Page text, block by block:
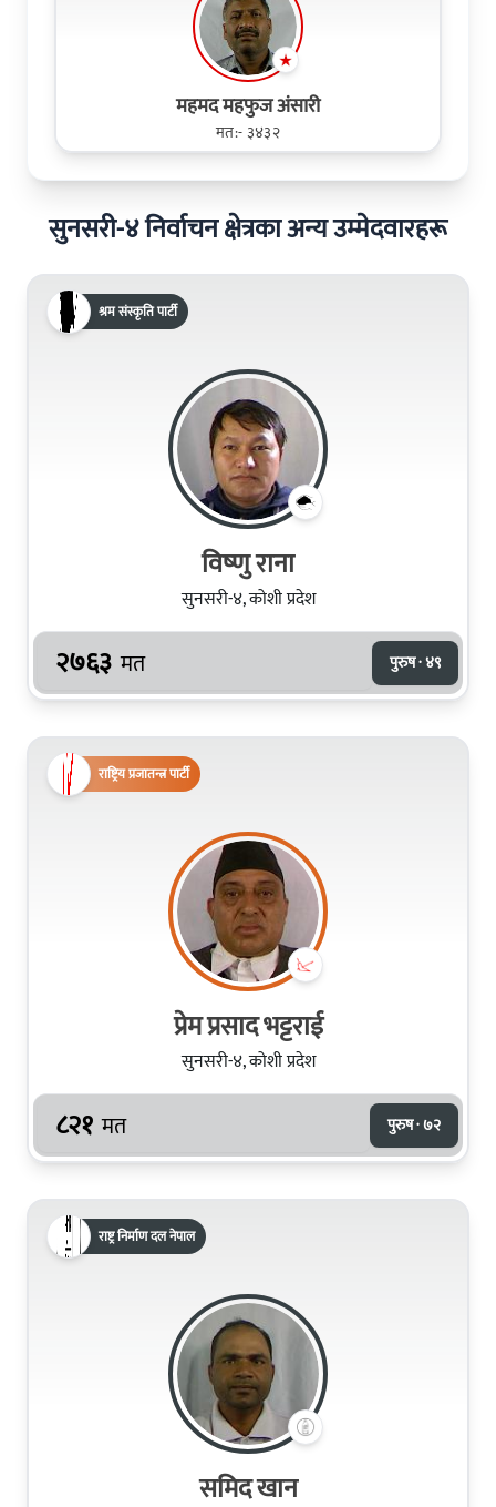
महमद महफुज अंसारी
मत:- ३४३२
सुनसरी-४ निर्वाचन क्षेत्रका अन्य उम्मेदवारहरू
श्रम संस्कृति पार्टी
विष्‍णु राना
सुनसरी-४, कोशी प्रदेश
२७६३ मत पुरुष · ४९
राष्ट्रिय प्रजातन्त्र पार्टी
प्रेम प्रसाद भट्टराई
सुनसरी-४, कोशी प्रदेश
८२१ मत पुरुष · ७२
राष्ट्र निर्माण दल नेपाल
समिद खान